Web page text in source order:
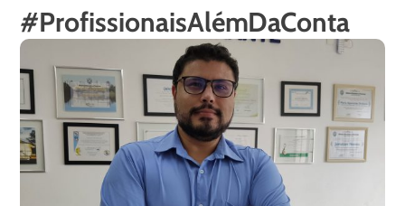
#ProfissionaisAlémDaConta